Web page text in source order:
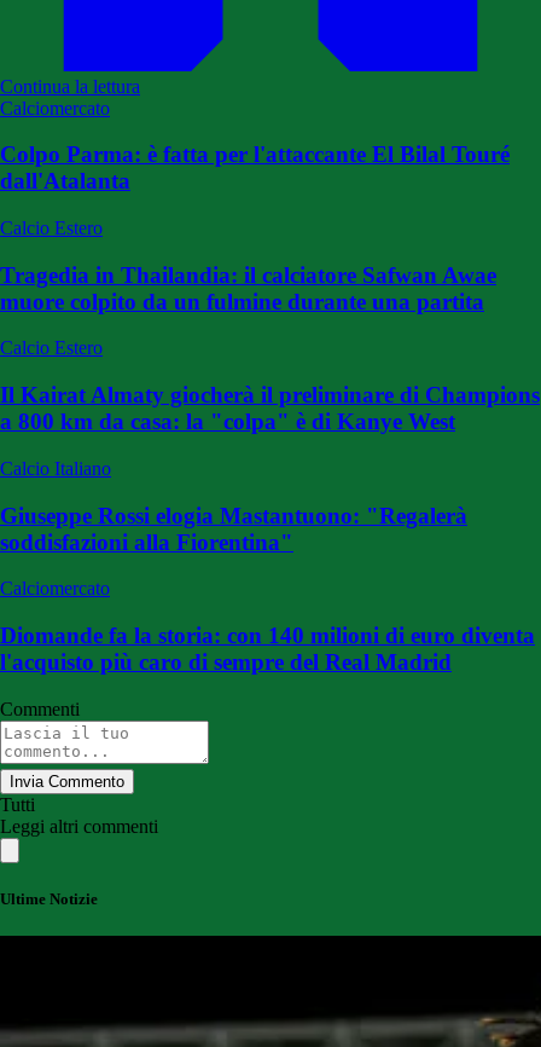
Continua la lettura
Calciomercato
Colpo Parma: è fatta per l'attaccante El Bilal Touré
dall'Atalanta
Calcio Estero
Tragedia in Thailandia: il calciatore Safwan Awae
muore colpito da un fulmine durante una partita
Calcio Estero
Il Kairat Almaty giocherà il preliminare di Champions
a 800 km da casa: la "colpa" è di Kanye West
Calcio Italiano
Giuseppe Rossi elogia Mastantuono: "Regalerà
soddisfazioni alla Fiorentina"
Calciomercato
Diomande fa la storia: con 140 milioni di euro diventa
l'acquisto più caro di sempre del Real Madrid
Commenti
Invia Commento
Tutti
Leggi altri commenti
Ultime Notizie